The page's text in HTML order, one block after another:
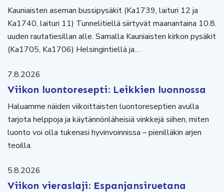
Kauniaisten aseman bussipysäkit (Ka1739, laituri 12 ja
Ka1740, laituri 11) Tunnelitiellä siirtyvät maanantaina 10.8.
uuden rautatiesillan alle. Samalla Kauniaisten kirkon pysäkit
(Ka1705, Ka1706) Helsingintiellä ja…
7.8.2026
Viikon luontoresepti: Leikkien luonnossa
Haluamme näiden viikoittaisten luontoreseptien avulla
tarjota helppoja ja käytännönläheisiä vinkkejä siihen, miten
luonto voi olla tukenasi hyvinvoinnissa – pienilläkin arjen
teoilla.
5.8.2026
Viikon vieraslaji: Espanjansiruetana